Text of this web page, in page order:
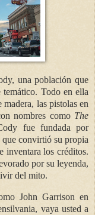
una población que
Todo en ella
las pistolas en
nombres como The
fue fundada por
convirtió su propia
inventara los créditos.
por su leyenda,
del mito.
John Garrison en
vaya usted a